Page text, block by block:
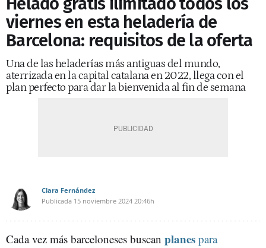
viernes en esta heladería de
Barcelona: requisitos de la oferta
Una de las heladerías más antiguas del mundo,
aterrizada en la capital catalana en 2022, llega con el
plan perfecto para dar la bienvenida al fin de semana
Clara Fernández
Publicada 15 noviembre 2024 20:46h
Cada vez más barceloneses buscan planes para